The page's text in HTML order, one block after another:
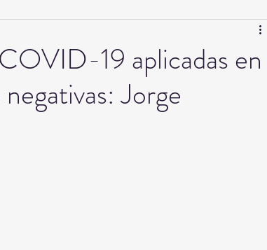
y Espectáculos
Internacionales
19 aplicadas en
Jorge